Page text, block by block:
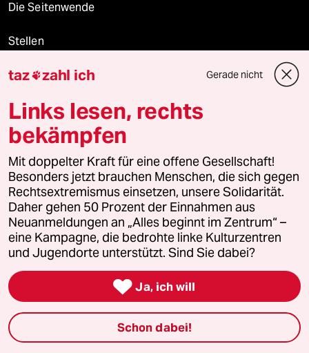
Die Seitenwende
Stellen
Presse
Unterstützen
abo
genossenschaft
taz zahl ich
recherchefonds ausland
panterstiftung
taz zahl ich Gerade nicht
Links lesen, rechts
bekämpfen
Mit doppelter Kraft für eine offene Gesellschaft!
Besonders jetzt brauchen Menschen, die sich gegen
Rechtsextremismus einsetzen, unsere Solidarität.
Daher gehen 50 Prozent der Einnahmen aus
Neuanmeldungen an „Alles beginnt im Zentrum“ –
eine Kampagne, die bedrohte linke Kulturzentren
und Jugendorte unterstützt. Sind Sie dabei?
 Ja, ich will
Schon dabei!